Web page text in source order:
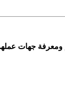
جهات عملهم